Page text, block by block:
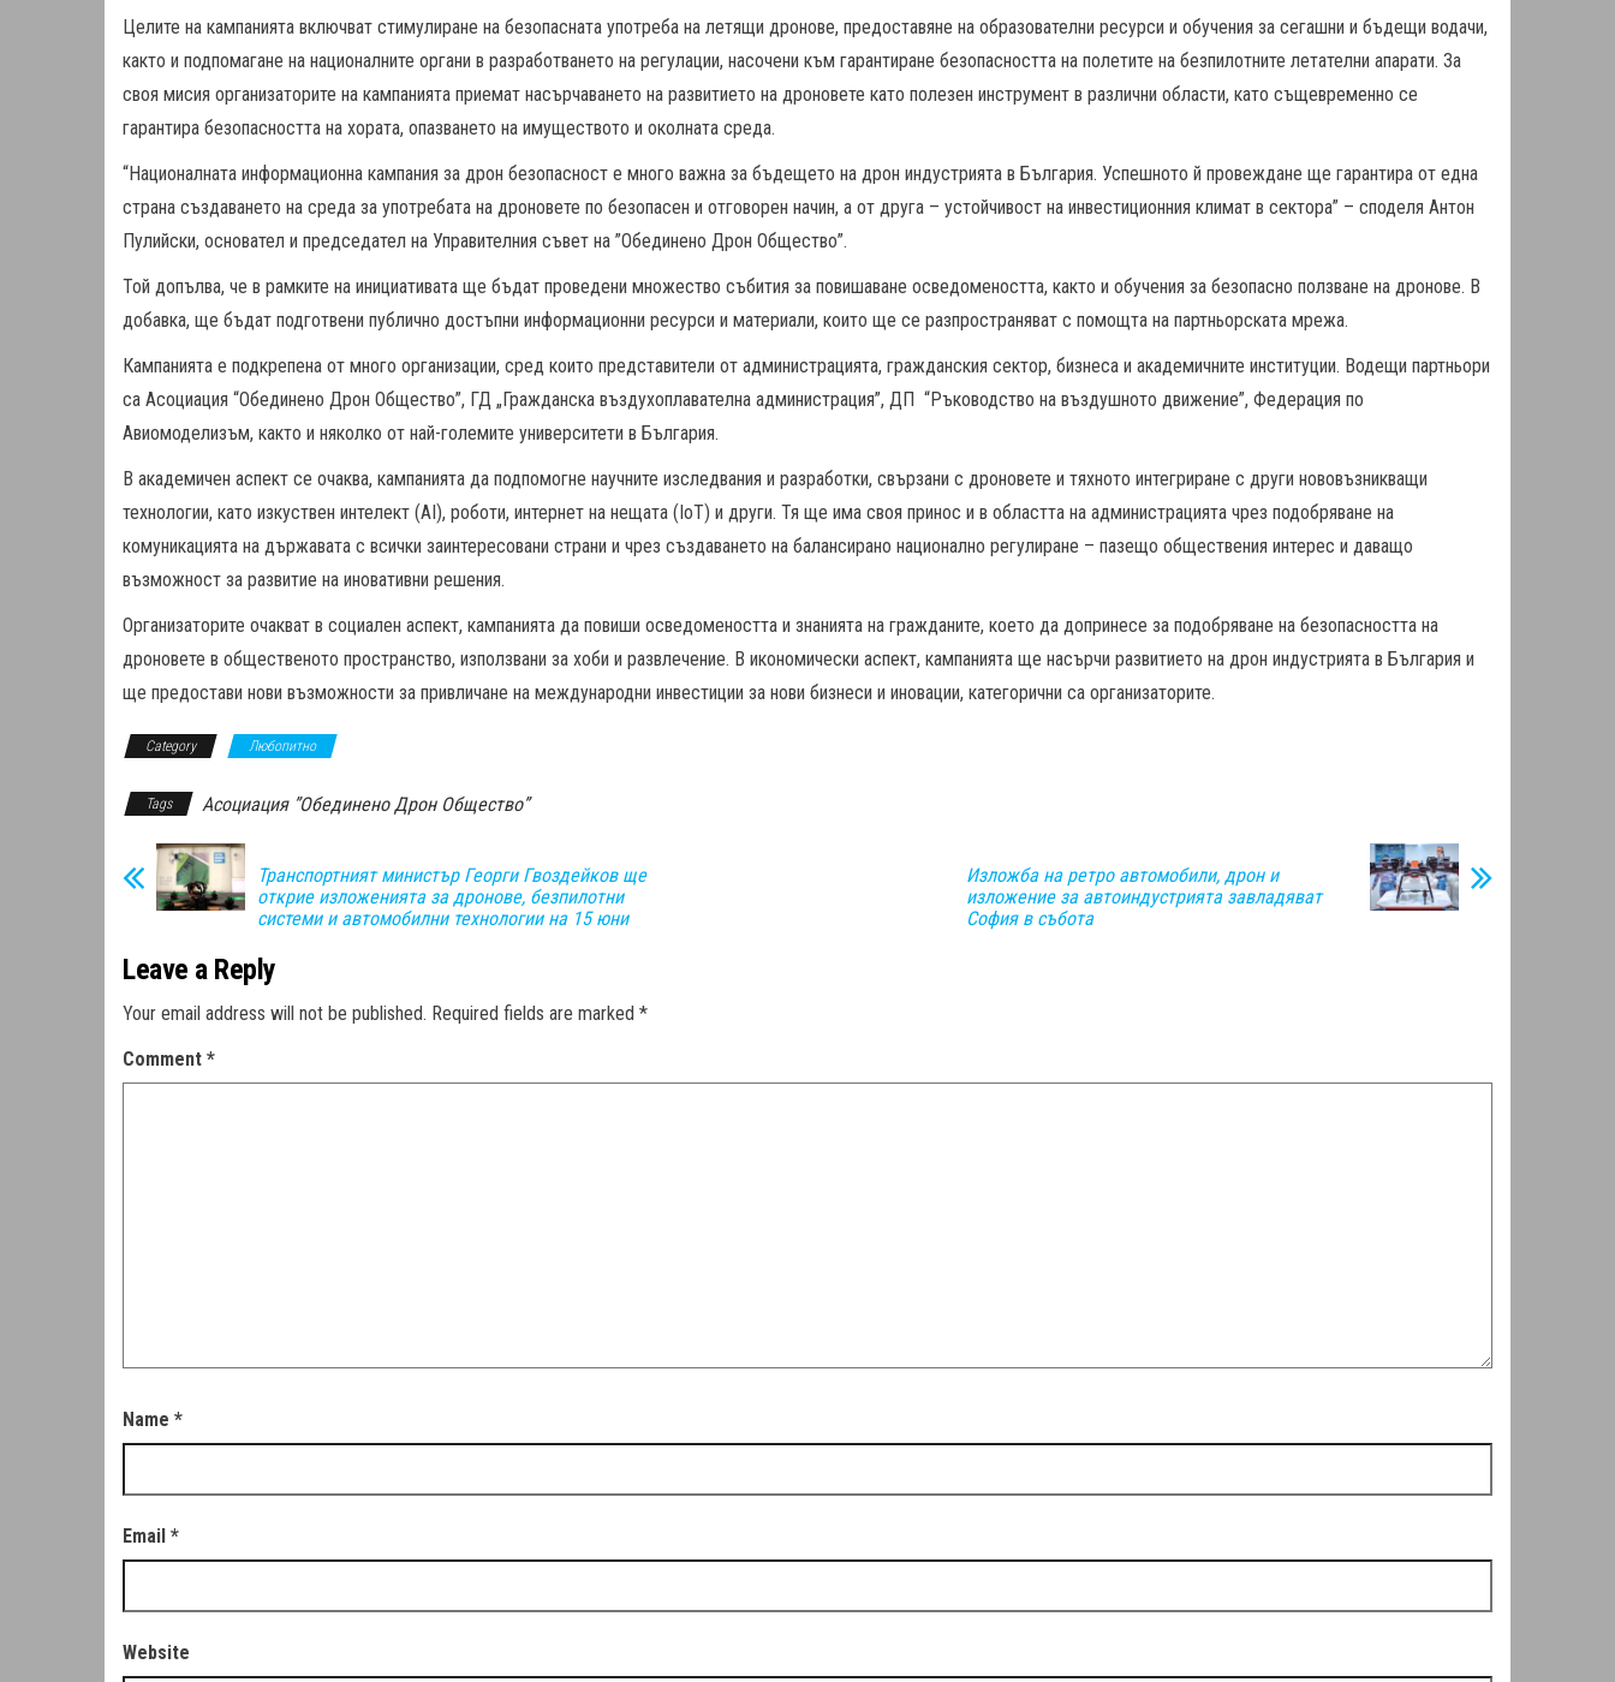
Целите на кампанията включват стимулиране на безопасната употреба на летящи дронове, предоставяне на образователни ресурси и обучения за сегашни и бъдещи водачи,
както и подпомагане на националните органи в разработването на регулации, насочени към гарантиране безопасността на полетите на безпилотните летателни апарати. За
своя мисия организаторите на кампанията приемат насърчаването на развитието на дроновете като полезен инструмент в различни области, като същевременно се
гарантира безопасността на хората, опазването на имуществото и околната среда.
“Националната информационна кампания за дрон безопасност е много важна за бъдещето на дрон индустрията в България. Успешното й провеждане ще гарантира от една
страна създаването на среда за употребата на дроновете по безопасен и отговорен начин, а от друга – устойчивост на инвестиционния климат в сектора” – споделя Антон
Пулийски, основател и председател на Управителния съвет на ”Обединено Дрон Общество”.
Той допълва, че в рамките на инициативата ще бъдат проведени множество събития за повишаване осведомеността, както и обучения за безопасно ползване на дронове. В
добавка, ще бъдат подготвени публично достъпни информационни ресурси и материали, които ще се разпространяват с помощта на партньорската мрежа.
Кампанията е подкрепена от много организации, сред които представители от администрацията, гражданския сектор, бизнеса и академичните институции. Водещи партньори
са Асоциация “Обединено Дрон Общество”, ГД „Гражданска въздухоплавателна администрация”, ДП “Ръководство на въздушното движение”, Федерация по
Авиомоделизъм, както и няколко от най-големите университети в България.
В академичен аспект се очаква, кампанията да подпомогне научните изследвания и разработки, свързани с дроновете и тяхното интегриране с други нововъзникващи
технологии, като изкуствен интелект (AI), роботи, интернет на нещата (IoT) и други. Тя ще има своя принос и в областта на администрацията чрез подобряване на
комуникацията на държавата с всички заинтересовани страни и чрез създаването на балансирано национално регулиране – пазещо обществения интерес и даващо
възможност за развитие на иновативни решения.
Организаторите очакват в социален аспект, кампанията да повиши осведомеността и знанията на гражданите, което да допринесе за подобряване на безопасността на
дроновете в общественото пространство, използвани за хоби и развлечение. В икономически аспект, кампанията ще насърчи развитието на дрон индустрията в България и
ще предостави нови възможности за привличане на международни инвестиции за нови бизнеси и иновации, категорични са организаторите.
Category Любопитно
Tags Асоциация ”Обединено Дрон Общество”
Транспортният министър Георги Гвоздейков ще
открие изложенията за дронове, безпилотни
системи и автомобилни технологии на 15 юни
Изложба на ретро автомобили, дрон и
изложение за автоиндустрията завладяват
София в събота
Leave a Reply
Your email address will not be published. Required fields are marked *
Comment *
Name *
Email *
Website